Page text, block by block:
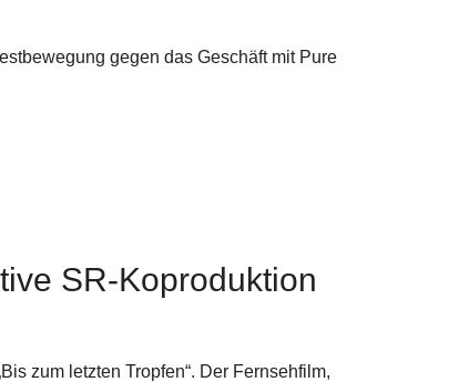
gegen das Geschäft mit Pure
SR-Koproduktion
zum letzten Tropfen“. Der Fernsehfilm,